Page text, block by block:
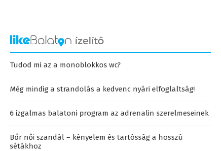
Tudod mi az a monoblokkos wc?
Még mindig a strandolás a kedvenc nyári elfoglaltság!
6 izgalmas balatoni program az adrenalin szerelmeseinek
Bőr női szandál – kényelem és tartósság a hosszú
sétákhoz